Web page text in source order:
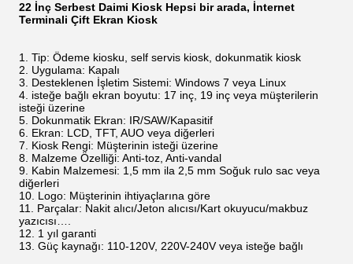
22 İnç Serbest Daimi Kiosk Hepsi bir arada, İnternet
Terminali Çift Ekran Kiosk
Tip: Ödeme kiosku, self servis kiosk, dokunmatik kiosk
Uygulama: Kapalı
Desteklenen İşletim Sistemi: Windows 7 veya Linux
isteğe bağlı ekran boyutu: 17 inç, 19 inç veya müşterilerin
isteği üzerine
Dokunmatik Ekran: IR/SAW/Kapasitif
Ekran: LCD, TFT, AUO veya diğerleri
Kiosk Rengi: Müşterinin isteği üzerine
Malzeme Özelliği: Anti-toz, Anti-vandal
Kabin Malzemesi: 1,5 mm ila 2,5 mm Soğuk rulo sac veya
diğerleri
Logo: Müşterinin ihtiyaçlarına göre
Parçalar: Nakit alıcı/Jeton alıcısı/Kart okuyucu/makbuz
yazıcısı….
1 yıl garanti
Güç kaynağı: 110-120V, 220V-240V veya isteğe bağlı